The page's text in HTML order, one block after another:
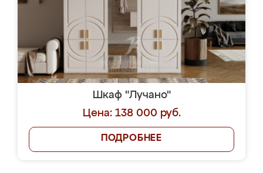
Шкаф "Лучано"
Цена: 138 000 руб.
ПОДРОБНЕЕ